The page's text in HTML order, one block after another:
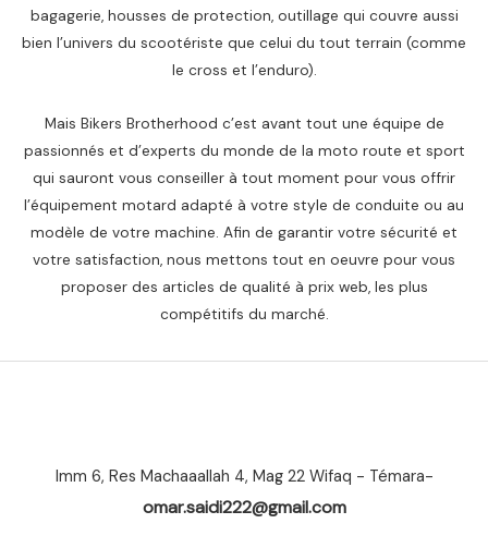
bagagerie, housses de protection, outillage qui couvre aussi
bien l’univers du scootériste que celui du tout terrain (comme
le cross et l’enduro).
Mais Bikers Brotherhood c’est avant tout une équipe de
passionnés et d’experts du monde de la moto route et sport
qui sauront vous conseiller à tout moment pour vous offrir
l’équipement motard adapté à votre style de conduite ou au
modèle de votre machine. Afin de garantir votre sécurité et
votre satisfaction, nous mettons tout en oeuvre pour vous
proposer des articles de qualité à prix web, les plus
compétitifs du marché.
Imm 6, Res Machaaallah 4, Mag 22 Wifaq - Témara-
omar.saidi222@gmail.com